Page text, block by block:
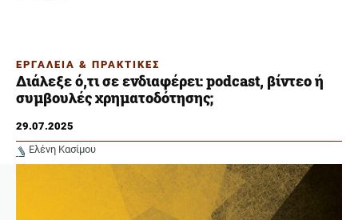
ΕΡΓΑΛΕΙΑ & ΠΡΑΚΤΙΚΕΣ
Διάλεξε ό,τι σε ενδιαφέρει: podcast, βίντεο ή
συμβουλές χρηματοδότησης;
29.07.2025
Ελένη Κασίμου